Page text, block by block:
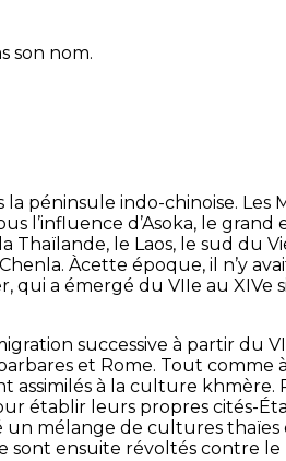
la péninsule indo-chinoise.
l’influence d’Asoka, le
Thaïlande, le Laos, le sud du
Àcette époque, il n’y
qui a émergé du VIIe au XIVe
successive à partir du
et Rome. Tout comme
à la culture khmère.
établir leurs propres cités-
mélange de cultures thaïes
sont ensuite révoltés contre